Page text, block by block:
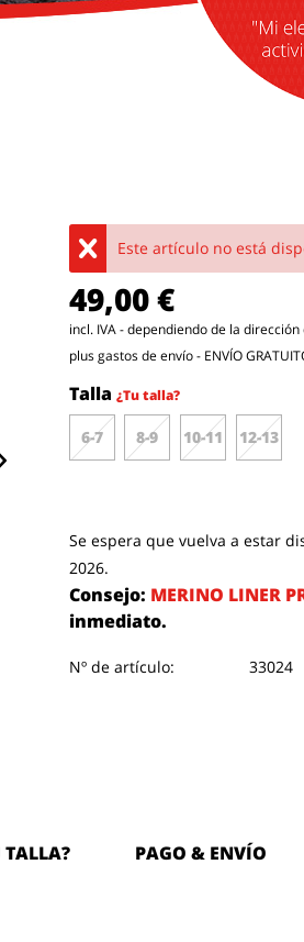
Este artículo no está
49,00 €
incl. IVA - dependiendo de la
plus gastos de envío- ENVÍO
Talla ¿Tu talla?
6-7 8-9 10-11 12-13
Se espera que vuelva a estar
2026.
Consejo: MERINO LINER
inmediato.
Nº de artículo: 33024
TALLA? PAGO & ENVÍO